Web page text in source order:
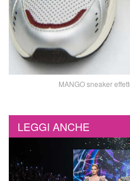
MANGO sneaker
LEGGI ANCHE